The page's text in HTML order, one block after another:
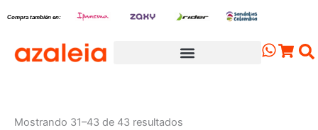
Compra también en:
Cart
Mostrando 31–43 de 43 resultados
by